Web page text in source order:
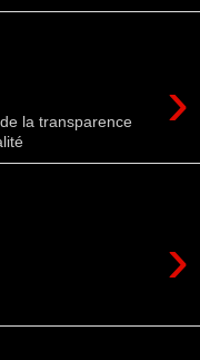
›
la transparence
›